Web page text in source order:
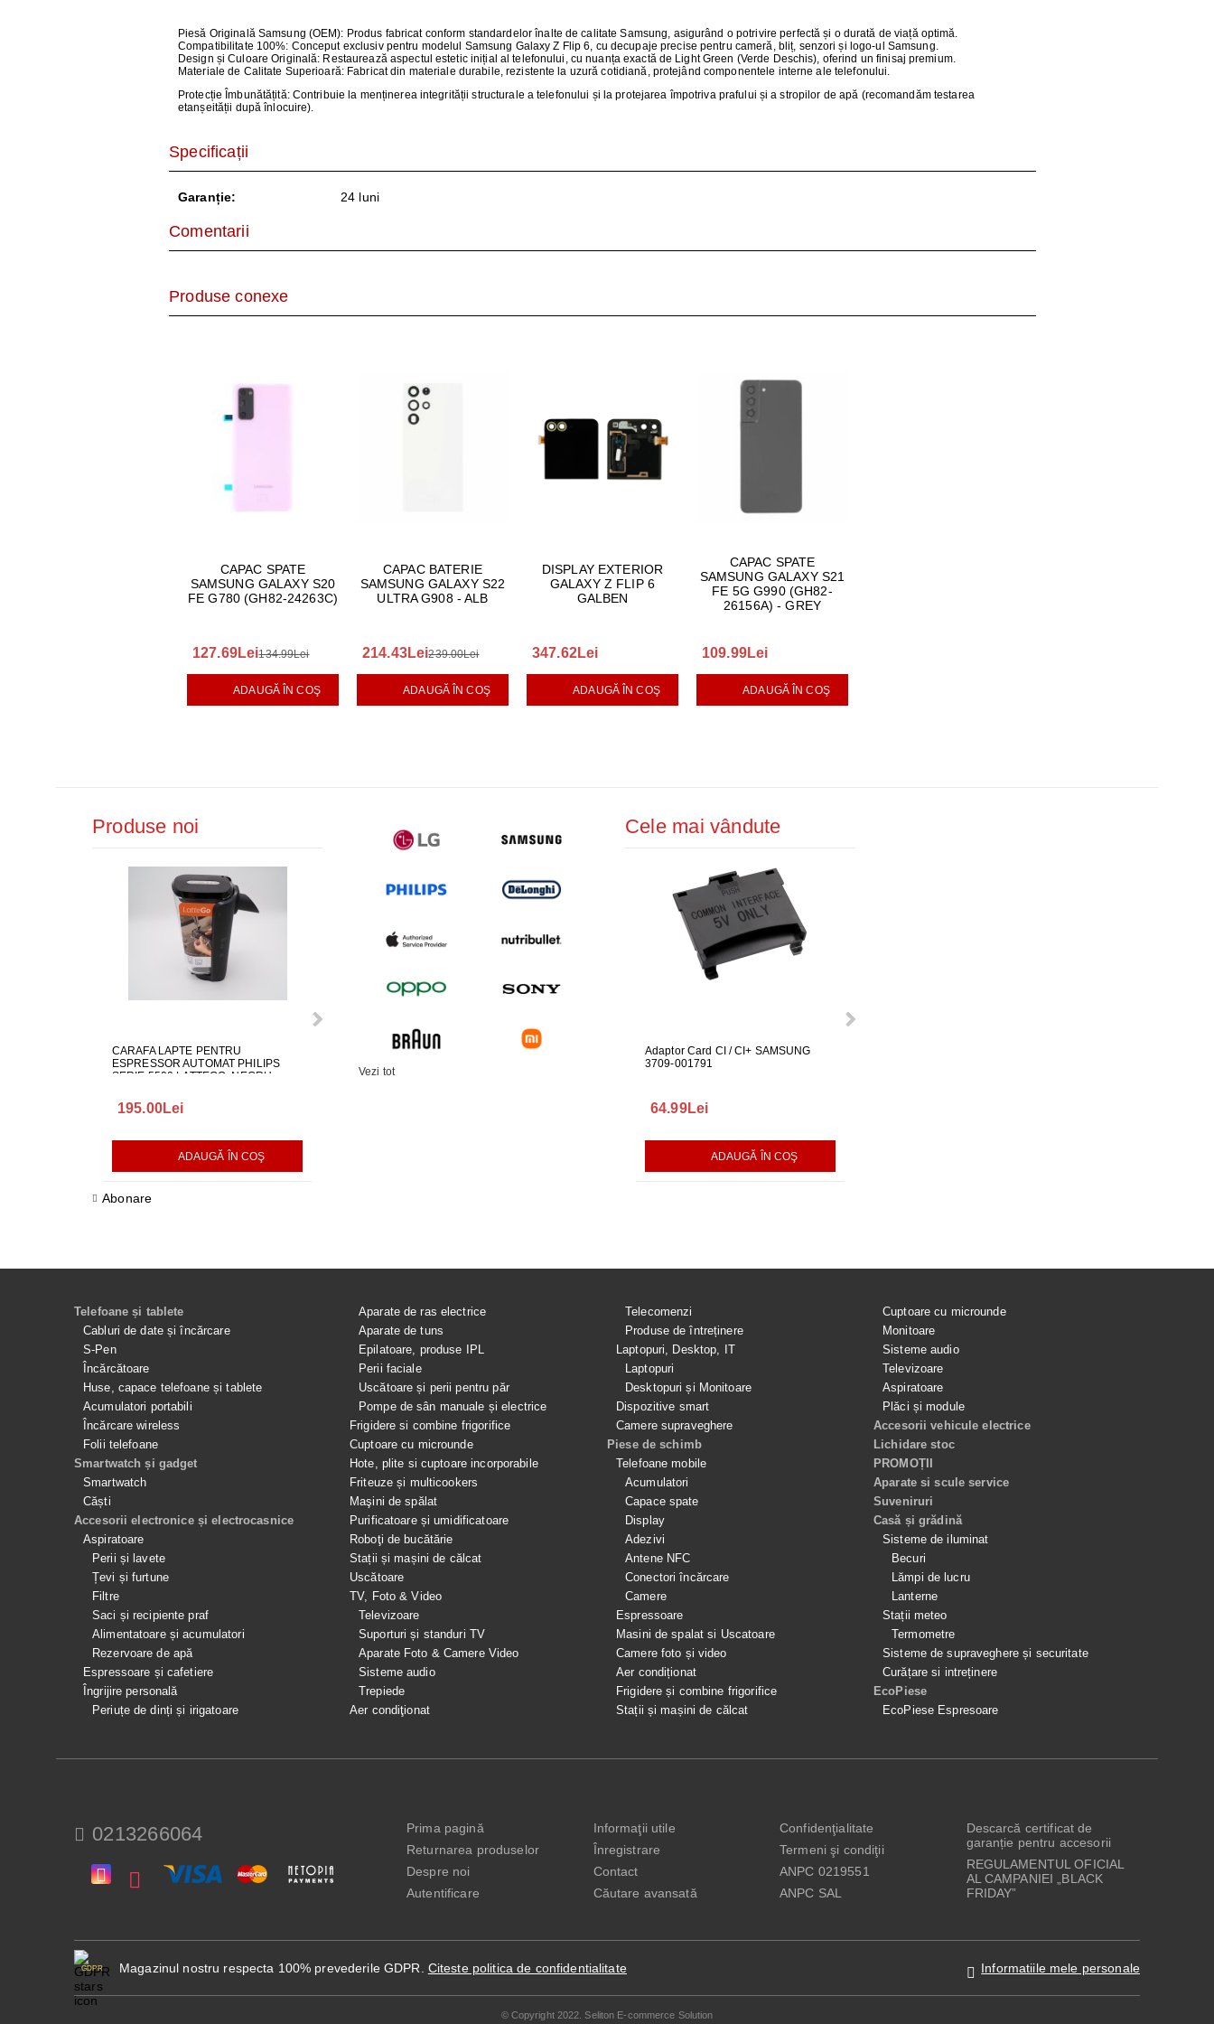
LAPTOPURI, DESKTOP, IT
Piesă Originală Samsung (OEM): Produs fabricat conform standardelor înalte de calitate Samsung, asigurând o potrivire perfectă și o durată de viață optimă.
Compatibilitate 100%: Conceput exclusiv pentru modelul Samsung Galaxy Z Flip 6, cu decupaje precise pentru cameră, bliț, senzori și logo-ul Samsung.
Design și Culoare Originală: Restaurează aspectul estetic inițial al telefonului, cu nuanța exactă de Light Green (Verde Deschis), oferind un finisaj premium.
Materiale de Calitate Superioară:Fabricat din materiale durabile, rezistente la uzură cotidiană, protejând componentele interne ale telefonului.
Protecție Îmbunătățită:Contribuie la menținerea integrității structurale a telefonului și la protejarea împotriva prafului și a stropilor de apă (recomandăm testarea
etanșeității după înlocuire).
Specificații
Garanție: 24 luni
Comentarii
Produse conexe
CAPAC SPATE
SAMSUNG GALAXY S20
FE G780 (GH82-24263C)
127.69Lei134.99Lei
ADAUGĂ ÎN COŞ
CAPAC BATERIE
SAMSUNG GALAXY S22
ULTRA G908 - ALB
214.43Lei239.00Lei
ADAUGĂ ÎN COŞ
DISPLAY EXTERIOR
GALAXY Z FLIP 6
GALBEN
347.62Lei
ADAUGĂ ÎN COŞ
CAPAC SPATE
SAMSUNG GALAXY S21
FE 5G G990 (GH82-
26156A) - GREY
109.99Lei
ADAUGĂ ÎN COŞ
Produse noi
CARAFA LAPTE PENTRU
ESPRESSOR AUTOMAT PHILIPS
SERIE 5500 LATTEGO, NEGRU,
195.00Lei
ADAUGĂ ÎN COŞ
ALIMENTATOR PENTRU MONITOR
CABLU ONE CONNECT PENTRU
TELEVIZOR SAMSUNG
FURTUN EVACUARE PENTRU
Abonare
Vezi tot
Cele mai vândute
Adaptor Card CI / CI+ SAMSUNG
3709-001791
64.99Lei
ADAUGĂ ÎN COŞ
Telefoane și tablete
Cabluri de date și încărcare
S-Pen
Încărcătoare
Huse, capace telefoane și tablete
Acumulatori portabili
Încărcare wireless
Folii telefoane
Smartwatch și gadget
Smartwatch
Căști
Accesorii electronice și electrocasnice
Aspiratoare
Perii și lavete
Țevi și furtune
Filtre
Saci și recipiente praf
Alimentatoare și acumulatori
Rezervoare de apă
Espressoare și cafetiere
Îngrijire personală
Periuțe de dinți și irigatoare
Aparate de ras electrice
Aparate de tuns
Epilatoare, produse IPL
Perii faciale
Uscătoare și perii pentru păr
Pompe de sân manuale și electrice
Frigidere si combine frigorifice
Cuptoare cu microunde
Hote, plite si cuptoare incorporabile
Friteuze și multicookers
Maşini de spălat
Purificatoare și umidificatoare
Roboţi de bucătărie
Stații și mașini de călcat
Uscătoare
TV, Foto & Video
Televizoare
Suporturi și standuri TV
Aparate Foto & Camere Video
Sisteme audio
Trepiede
Aer condiţionat
Telecomenzi
Produse de întreținere
Laptopuri, Desktop, IT
Laptopuri
Desktopuri și Monitoare
Dispozitive smart
Camere supraveghere
Piese de schimb
Telefoane mobile
Acumulatori
Capace spate
Display
Adezivi
Antene NFC
Conectori încărcare
Camere
Espressoare
Masini de spalat si Uscatoare
Camere foto și video
Aer condiționat
Frigidere și combine frigorifice
Stații și mașini de călcat
Cuptoare cu microunde
Monitoare
Sisteme audio
Televizoare
Aspiratoare
Plăci și module
Accesorii vehicule electrice
Lichidare stoc
PROMOȚII
Aparate si scule service
Suveniruri
Casă și grădină
Sisteme de iluminat
Becuri
Lămpi de lucru
Lanterne
Stații meteo
Termometre
Sisteme de supraveghere și securitate
Curățare si intreținere
EcoPiese
EcoPiese Espresoare
0213266064
Prima pagină
Returnarea produselor
Despre noi
Autentificare
Informaţii utile
Înregistrare
Contact
Căutare avansată
Confidenţialitate
Termeni şi condiţii
ANPC 0219551
ANPC SAL
Descarcă certificat de
garanție pentru accesorii
REGULAMENTUL OFICIAL
AL CAMPANIEI „BLACK
FRIDAY”
GDPR Magazinul nostru respecta 100% prevederile GDPR. Citeste politica de confidentialitate Informatiile mele personale
© Copyright 2022. Seliton E-commerce Solution